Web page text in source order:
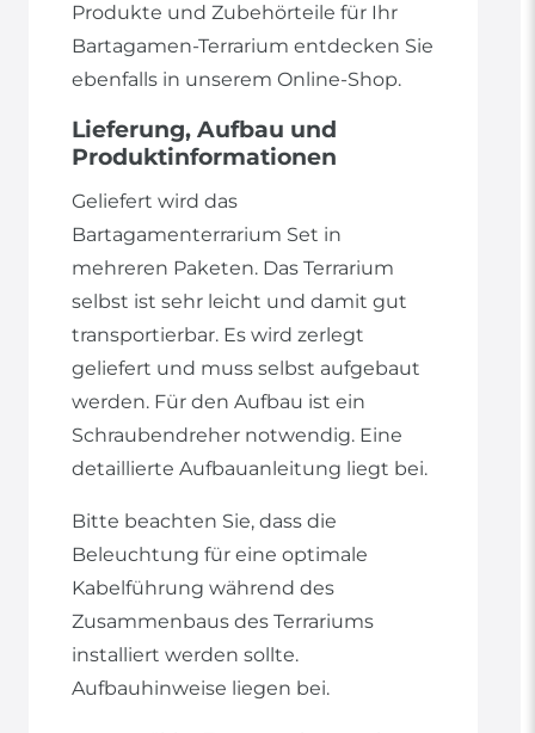
Produkte und Zubehörteile für Ihr
Bartagamen-Terrarium entdecken Sie
ebenfalls in unserem Online-Shop.
Lieferung, Aufbau und
Produktinformationen
Geliefert wird das
Bartagamenterrarium Set in
mehreren Paketen. Das Terrarium
selbst ist sehr leicht und damit gut
transportierbar. Es wird zerlegt
geliefert und muss selbst aufgebaut
werden. Für den Aufbau ist ein
Schraubendreher notwendig. Eine
detaillierte Aufbauanleitung liegt bei.
Bitte beachten Sie, dass die
Beleuchtung für eine optimale
Kabelführung während des
Zusammenbaus des Terrariums
installiert werden sollte.
Aufbauhinweise liegen bei.